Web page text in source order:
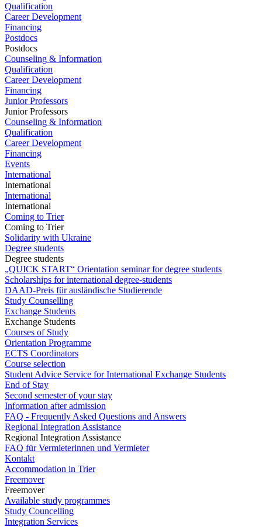
Qualification
Career Development
Financing
Postdocs
Postdocs
Counseling & Information
Qualification
Career Development
Financing
Junior Professors
Junior Professors
Counseling & Information
Qualification
Career Development
Financing
Events
International
International
International
International
Coming to Trier
Coming to Trier
Solidarity with Ukraine
Degree students
Degree students
„QUICK START“ Orientation seminar for degree students
Scholarships for international degree-students
DAAD-Preis für ausländische Studierende
Study Counselling
Exchange Students
Exchange Students
Courses of Study
Orientation Programme
ECTS Coordinators
Course selection
Student Advice Service for International Exchange Students
End of Stay
Second semester of your stay
Information after admission
FAQ - Frequently Asked Questions and Answers
Regional Integration Assistance
Regional Integration Assistance
FAQ für Vermieterinnen und Vermieter
Kontakt
Accommodation in Trier
Freemover
Freemover
Available study programmes
Study Councelling
Integration Services